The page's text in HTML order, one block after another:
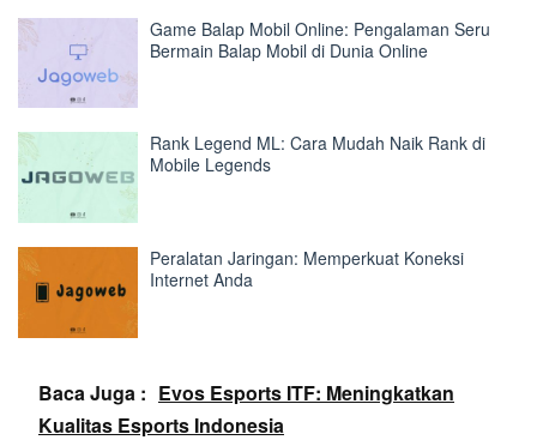
Game Balap Mobil Online: Pengalaman Seru
Bermain Balap Mobil di Dunia Online
Rank Legend ML: Cara Mudah Naik Rank di
Mobile Legends
Peralatan Jaringan: Memperkuat Koneksi
Internet Anda
Baca Juga : Evos Esports ITF: Meningkatkan
Kualitas Esports Indonesia